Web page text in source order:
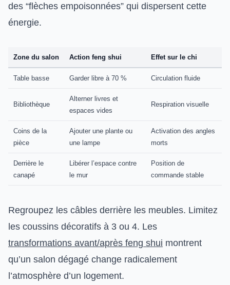
des “flèches empoisonnées” qui dispersent cette
énergie.
Zone du salon Action feng shui Effet sur le chi
Table basse Garder libre à 70 % Circulation fluide
Bibliothèque
Alterner livres et
espaces vides
Respiration visuelle
Coins de la
pièce
Ajouter une plante ou
une lampe
Activation des angles
morts
Derrière le
canapé
Libérer l’espace contre
le mur
Position de
commande stable
Regroupez les câbles derrière les meubles. Limitez
les coussins décoratifs à 3 ou 4. Les
transformations avant/après feng shui montrent
qu’un salon dégagé change radicalement
l’atmosphère d’un logement.